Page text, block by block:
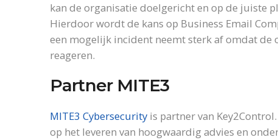
kan de organisatie doelgericht en op de juiste
Hierdoor wordt de kans op Business Email
een mogelijk incident neemt sterk af omdat de
reageren.
Partner MITE3
MITE3 Cybersecurity is partner van
op het leveren van hoogwaardig advies en